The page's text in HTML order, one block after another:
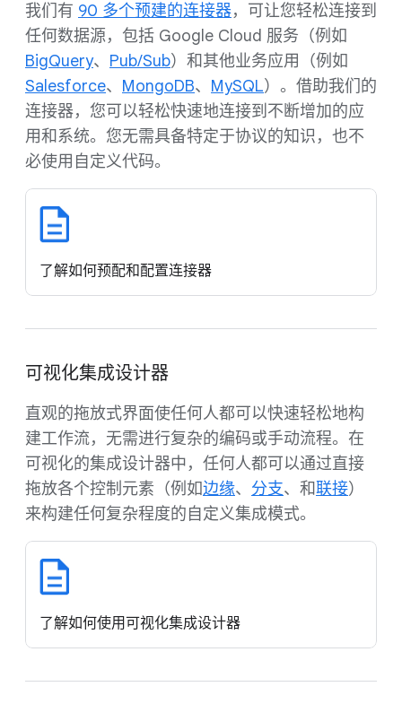
我们有 90 多个预建的连接器，可让您轻松连接到
任何数据源，包括 Google Cloud 服务（例如
BigQuery、 Pub/Sub）和其他业务应用（例如
Salesforce、 MongoDB、 MySQL）。借助我们的
连接器，您可以轻松快速地连接到不断增加的应
用和系统。您无需具备特定于协议的知识，也不
必使用自定义代码。
了解如何预配和配置连接器
可视化集成设计器
直观的拖放式界面使任何人都可以快速轻松地构
建工作流，无需进行复杂的编码或手动流程。在
可视化的集成设计器中，任何人都可以通过直接
拖放各个控制元素（例如边缘、 分支、和联接）
来构建任何复杂程度的自定义集成模式。
了解如何使用可视化集成设计器